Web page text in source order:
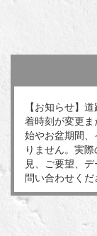
【お知らせ】
着時刻が変更
始やお盆期間
りません。実
見、ご要望、デ
問い合わせくだ